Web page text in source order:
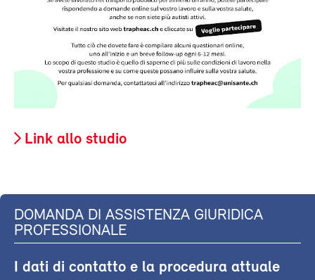
Link allo studio
DOMANDA DI ASSISTENZA GIURIDICA
PROFESSIONALE
I dati di contatto e la procedura attuale